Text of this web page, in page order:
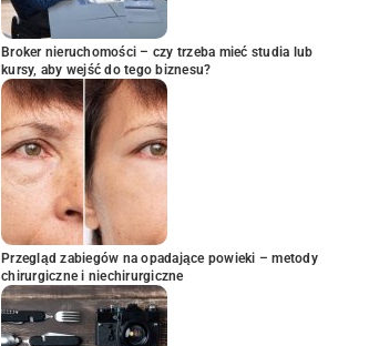
Broker nieruchomości – czy trzeba mieć studia lub
kursy, aby wejść do tego biznesu?
Przegląd zabiegów na opadające powieki – metody
chirurgiczne i niechirurgiczne